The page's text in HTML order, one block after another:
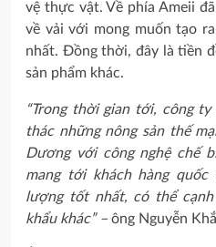
vệ thực vật. Về phía Ameii
về vải với mong muốn tạo
nhất. Đồng thời, đây là tiền
sản phẩm khác.
“Trong thời gian tới, công
thác những nông sản thế
Dương với công nghệ chế
mang tới khách hàng
lượng tốt nhất, có thể
khẩu khác” – ông Nguyễn